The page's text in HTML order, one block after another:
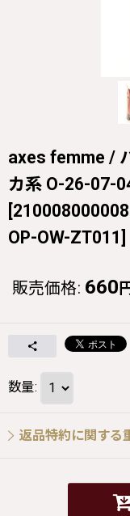
axes femme /
カ系 O-26-07-
[
OP-OW-ZT011]
販売価格: 660
数量:
返品特約に関する